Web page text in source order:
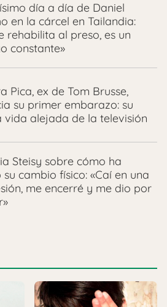
día a día de Daniel
en la cárcel en Tailandia:
rehabilita al preso, es un
constante»
Pica, ex de Tom Brusse,
su primer embarazo: su
vida alejada de la televisión
Steisy sobre cómo ha
cambio físico: «Caí en una
me encerré y me dio por